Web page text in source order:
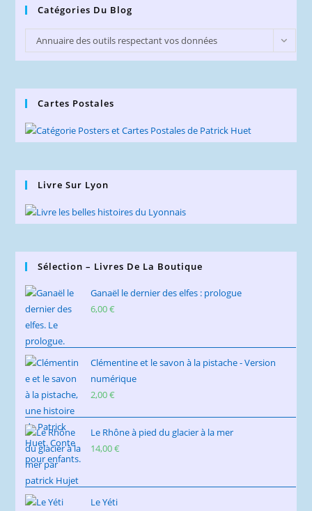
Catégories Du Blog
Catégories
du
Annuaire des outils respectant vos données
privées (1)
Cartes Postales
Livre Sur Lyon
Sélection – Livres De La Boutique
Ganaël le dernier des elfes : prologue
6,00€
Clémentine et le savon à la pistache - Version
numérique
2,00€
Le Rhône à pied du glacier à la mer
14,00€
Le Yéti